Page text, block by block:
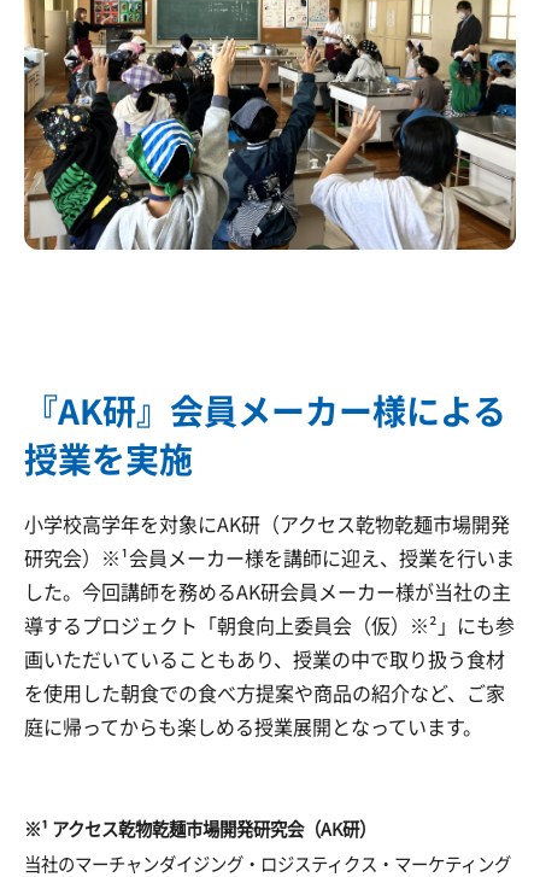
『AK研』会員メーカー様による
授業を実施
小学校高学年を対象にAK研（アクセス乾物乾麺市場開発
研究会）※¹会員メーカー様を講師に迎え、授業を行いま
した。今回講師を務めるAK研会員メーカー様が当社の主
導するプロジェクト「朝食向上委員会（仮）※²」にも参
画いただいていることもあり、授業の中で取り扱う食材
を使用した朝食での食べ方提案や商品の紹介など、ご家
庭に帰ってからも楽しめる授業展開となっています。
※¹ アクセス乾物乾麺市場開発研究会（AK研）
当社のマーチャンダイジング・ロジスティクス・マーケティング